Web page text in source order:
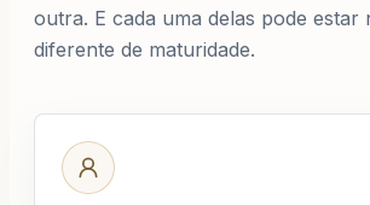
outra. E cada uma delas pode estar
diferente de maturidade.